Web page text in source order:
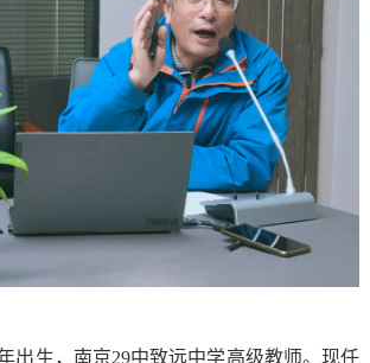
出生，南京29中致远中学高级教师。现任